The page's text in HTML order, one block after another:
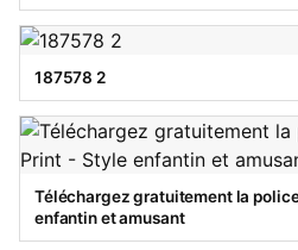
187578 2
Téléchargez gratuitement la
enfantin et amusant